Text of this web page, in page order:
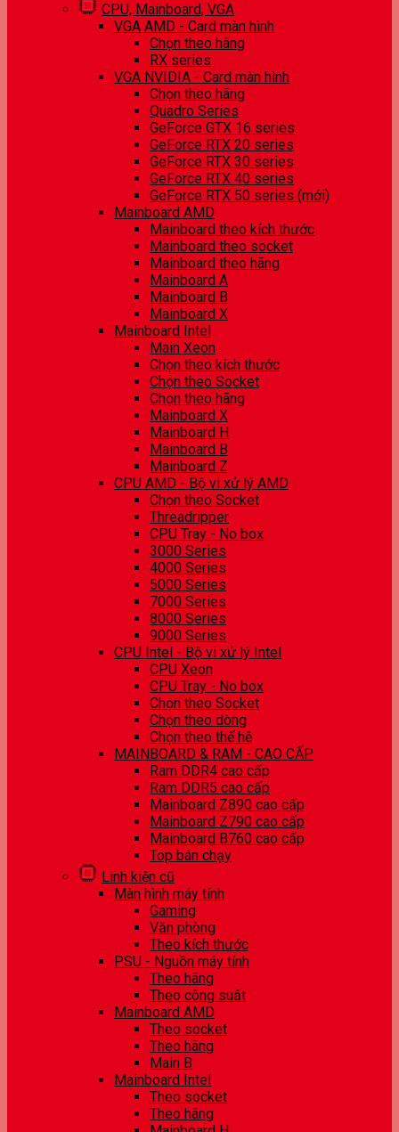
CPU, Mainboard, VGA
VGA AMD - Card màn hình
Chọn theo hãng
RX series
VGA NVIDIA - Card màn hình
Chọn theo hãng
Quadro Series
GeForce GTX 16 series
GeForce RTX 20 series
GeForce RTX 30 series
GeForce RTX 40 series
GeForce RTX 50 series (mới)
Mainboard AMD
Mainboard theo kích thước
Mainboard theo socket
Mainboard theo hãng
Mainboard A
Mainboard B
Mainboard X
Mainboard Intel
Main Xeon
Chọn theo kích thước
Chọn theo Socket
Chọn theo hãng
Mainboard X
Mainboard H
Mainboard B
Mainboard Z
CPU AMD - Bộ vi xử lý AMD
Chọn theo Socket
Threadripper
CPU Tray - No box
3000 Series
4000 Series
5000 Series
7000 Series
8000 Series
9000 Series
CPU Intel - Bộ vi xử lý Intel
CPU Xeon
CPU Tray - No box
Chọn theo Socket
Chọn theo dòng
Chọn theo thế hệ
MAINBOARD & RAM - CAO CẤP
Ram DDR4 cao cấp
Ram DDR5 cao cấp
Mainboard Z890 cao cấp
Mainboard Z790 cao cấp
Mainboard B760 cao cấp
Top bán chạy
Linh kiện cũ
Màn hình máy tính
Gaming
Văn phòng
Theo kích thước
PSU - Nguồn máy tính
Theo hãng
Theo công suất
Mainboard AMD
Theo socket
Theo hãng
Main B
Mainboard Intel
Theo socket
Theo hãng